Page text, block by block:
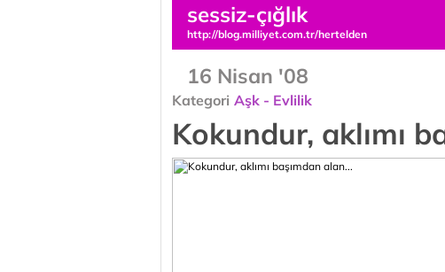
sessiz-çığlık
http://blog.milliyet.com.tr/hertelden
16 Nisan '08
Kategori Aşk - Evlilik
Kokundur, aklımı